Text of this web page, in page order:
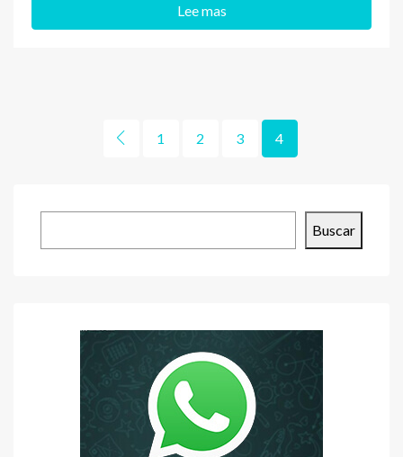
Lee mas
1 2 3 4
Buscar